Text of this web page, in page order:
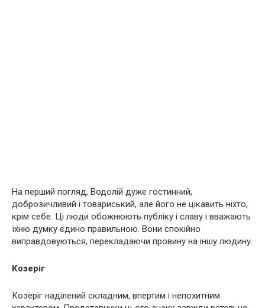
На перший погляд, Водолій дуже гостинний,
доброзичливий і товариський, але його не цікавить ніхто,
крім себе. Ці люди обожнюють публіку і славу і вважають
їхню думку єдино правильною. Вони спокійно
виправдовуються, перекладаючи провину на іншу людину.
Козеріг
Козеріг наділений складним, впертим і непохитним